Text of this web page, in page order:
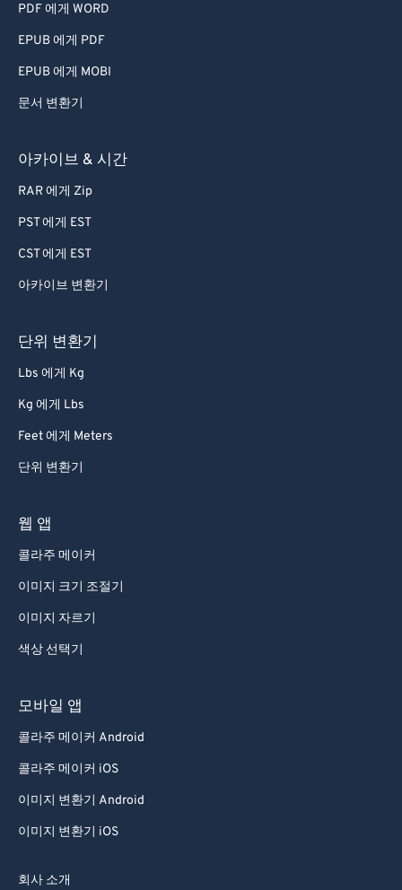
PDF 에게 WORD
EPUB 에게 PDF
EPUB 에게 MOBI
문서 변환기
아카이브 & 시간
RAR 에게 Zip
PST 에게 EST
CST 에게 EST
아카이브 변환기
단위 변환기
Lbs 에게 Kg
Kg 에게 Lbs
Feet 에게 Meters
단위 변환기
웹 앱
콜라주 메이커
이미지 크기 조절기
이미지 자르기
색상 선택기
모바일 앱
콜라주 메이커 Android
콜라주 메이커 iOS
이미지 변환기 Android
이미지 변환기 iOS
회사 소개